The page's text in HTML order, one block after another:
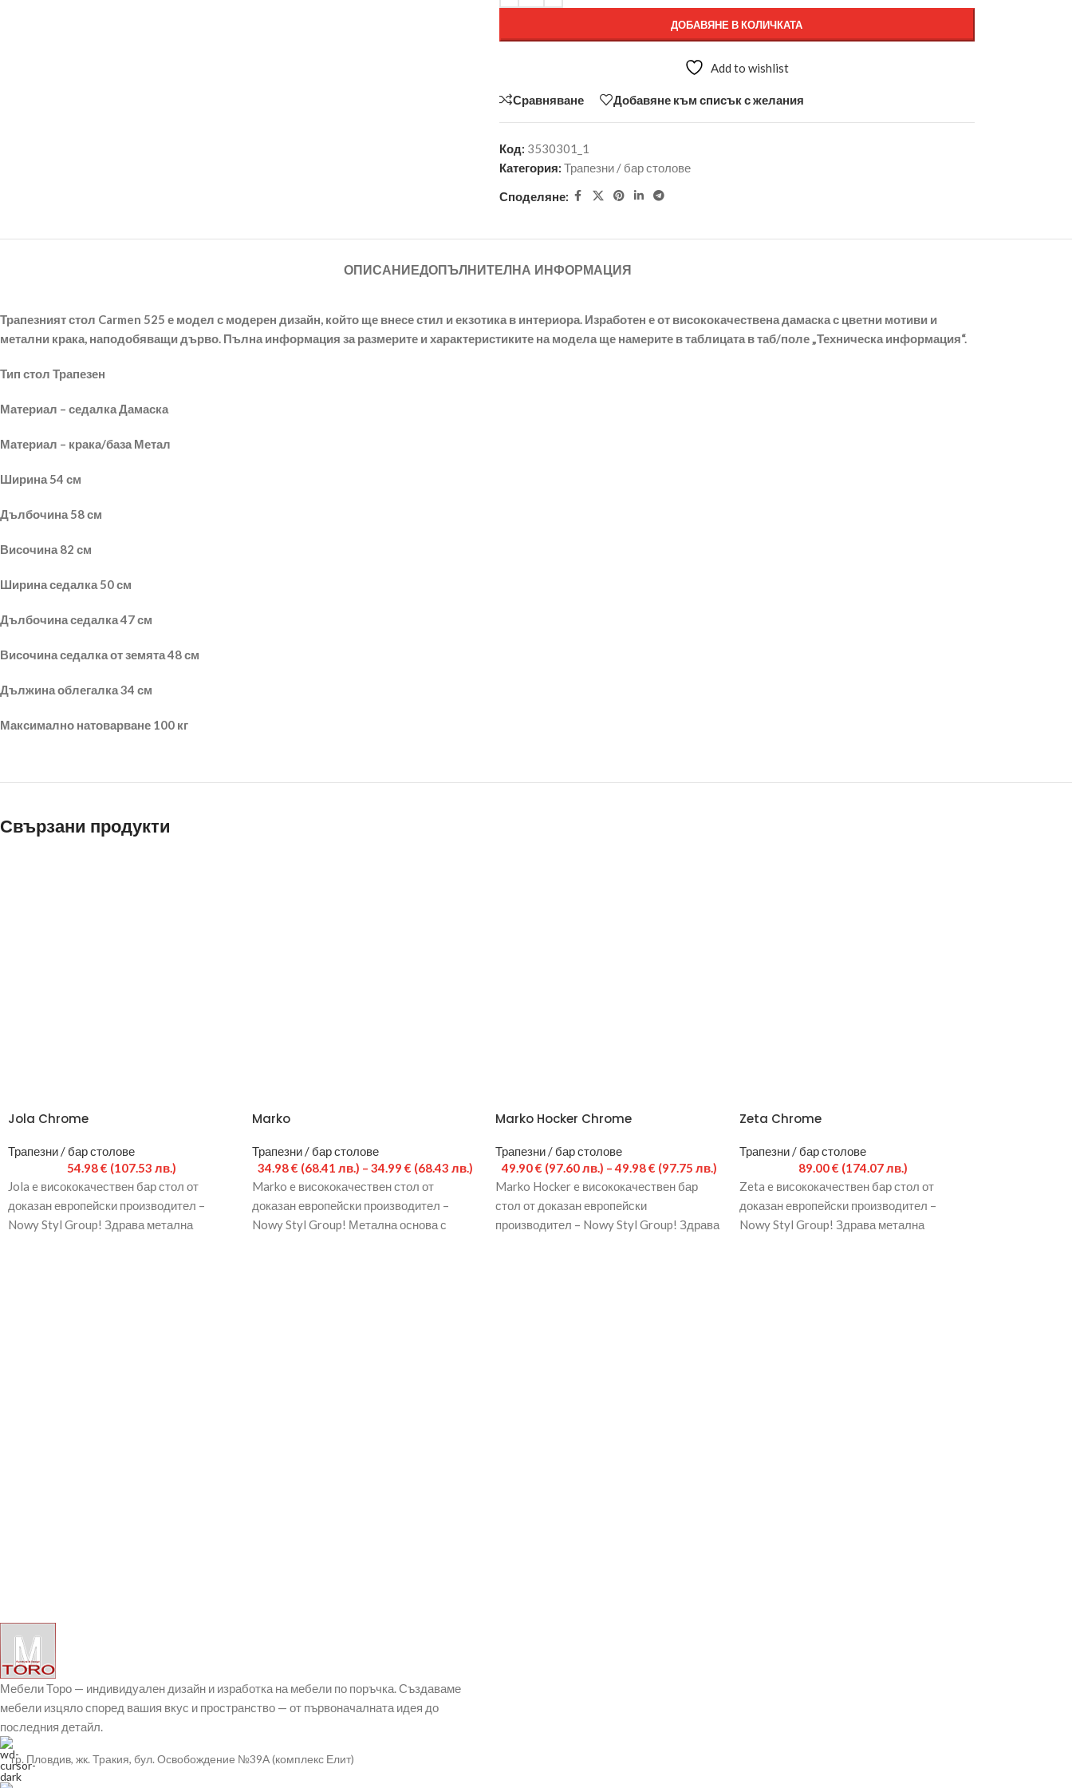
ДОБАВЯНЕ В КОЛИЧКАТА
Add to wishlist
Сравняване Добавяне към списък с желания
Код: 3530301_1
Категория: Трапезни / бар столове
Споделяне:
ОПИСАНИЕДОПЪЛНИТЕЛНА ИНФОРМАЦИЯ
Трапезният стол Carmen 525 е модел с модерен дизайн, който ще внесе стил и екзотика в интериора. Изработен е от висококачествена дамаска с цветни мотиви и
метални крака, наподобяващи дърво. Пълна информация за размерите и характеристиките на модела ще намерите в таблицата в таб/поле „Техническа информация“.
Тип стол Трапезен
Материал – седалка Дамаска
Материал – крака/база Метал
Ширина 54 см
Дълбочина 58 см
Височина 82 см
Ширина седалка 50 см
Дълбочина седалка 47 см
Височина седалка от земята 48 см
Дължина облегалка 34 см
Максимално натоварване 100 кг
Свързани продукти
Jola Chrome
Трапезни / бар столове
54.98€ (107.53 лв.)
Jola e висококачествен бар стол от
доказан европейски производител –
Nowy Styl Group! Здрава метална
Marko
Трапезни / бар столове
34.98€ (68.41 лв.) – 34.99€ (68.43 лв.)
Marko e висококачествен стол от
доказан европейски производител –
Nowy Styl Group! Метална основа с
Marko Hocker Chrome
Трапезни / бар столове
49.90€ (97.60 лв.) – 49.98€ (97.75 лв.)
Marko Hocker e висококачествен бар
стол от доказан европейски
производител – Nowy Styl Group! Здрава
Zeta Chrome
Трапезни / бар столове
89.00€ (174.07 лв.)
Zeta e висококачествен бар стол от
доказан европейски производител –
Nowy Styl Group! Здрава метална
Мебели Торо — индивидуален дизайн и изработка на мебели по поръчка. Създаваме
мебели изцяло според вашия вкус и пространство — от първоначалната идея до
последния детайл.
гр. Пловдив, жк. Тракия, бул. Освобождение №39А (комплекс Елит)